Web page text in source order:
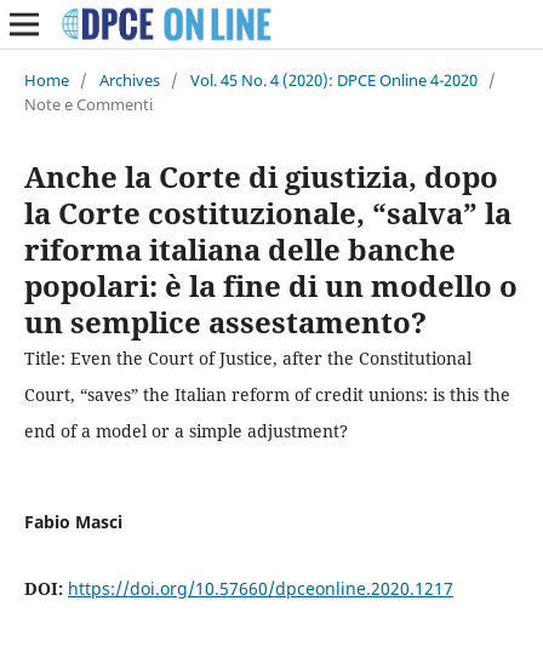
Home / Archives / Vol. 45 No. 4 (2020): DPCE Online 4-2020 /
Note e Commenti
Anche la Corte di giustizia, dopo
la Corte costituzionale, “salva” la
riforma italiana delle banche
popolari: è la fine di un modello o
un semplice assestamento?
Title: Even the Court of Justice, after the Constitutional
Court, “saves” the Italian reform of credit unions: is this the
end of a model or a simple adjustment?
Fabio Masci
DOI: https://doi.org/10.57660/dpceonline.2020.1217